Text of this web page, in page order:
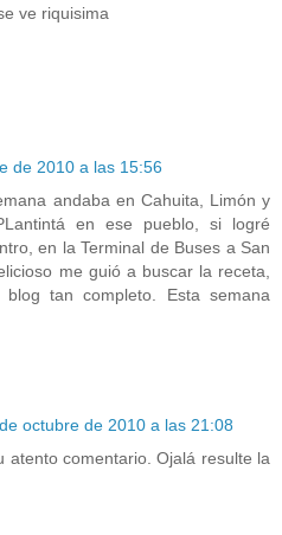
ve riquisima
de 2010 a las 15:56
andaba en Cahuita, Limón y
en ese pueblo, si logré
en la Terminal de Buses a San
me guió a buscar la receta,
tan completo. Esta semana
octubre de 2010 a las 21:08
atento comentario. Ojalá resulte la